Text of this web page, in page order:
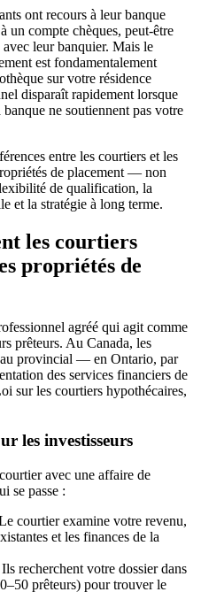
ont recours à leur banque
un compte chèques, peut-être
leur banquier. Mais le
est fondamentalement
sur votre résidence
disparaît rapidement lorsque
ne soutiennent pas votre
entre les courtiers et les
de placement — non
de qualification, la
et la stratégie à long terme.
les courtiers
propriétés de
agréé qui agit comme
prêteurs. Au Canada, les
provincial — en Ontario, par
des services financiers de
sur les courtiers hypothécaires,
les investisseurs
avec une affaire de
se passe :
courtier examine votre revenu,
et les finances de la
recherchent votre dossier dans
prêteurs) pour trouver le